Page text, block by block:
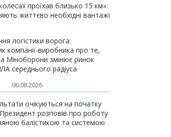
проїхав близько 15 км»:
життєво необхідні вантажі
логістики ворога:
компанії-виробника про те,
Міноборони змінює ринок
середнього радіуса
06.08.2026
очікуються на початку
розповів про роботу
балістикою та системою